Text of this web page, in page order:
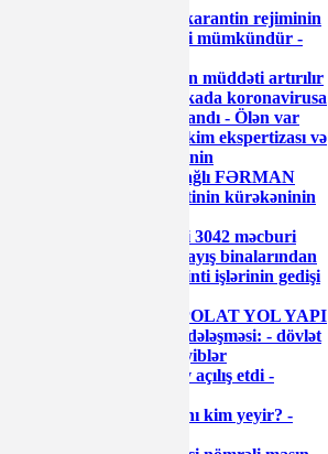
Azərbaycanda xüsusi karantin rejiminin
yenidən sərtləşdirilməsi mümkündür -
8103-lə alınan icazələrin müddəti artırılır
Azərbaycanda son sutkada koronavirusa
yoluxanların sayı açıqlandı - Ölən var
Prezidentdən hərbi-həkim ekspertizası və
tibbi şəhadətləndirilmənin
təkmilləşdirilməsi ilə bağlı FƏRMAN
“Azərenerji” prezidentinin kürəkəninin
Azərbaycan Prezidenti 3042 məcburi
köçkün ailəsi üçün yaşayış binalarından
ibarət məhəllələrdə tikinti işlərinin gedişi
Cavid Qurbanovun “POLAT YOL YAPI
ŞİRKƏTİ” ilə gizli sövdələşməsi: - dövlət
vəsaitini belə mənimsəyiblər
Prezident İlham Əliyev açılış etdi -
Sumqayıtda işçi haqqını kim yeyir? -